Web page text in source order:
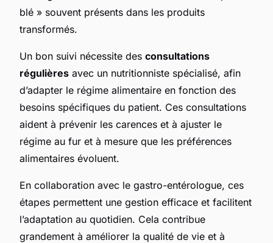
blé » souvent présents dans les produits
transformés.
Un bon suivi nécessite des consultations
régulières avec un nutritionniste spécialisé, afin
d’adapter le régime alimentaire en fonction des
besoins spécifiques du patient. Ces consultations
aident à prévenir les carences et à ajuster le
régime au fur et à mesure que les préférences
alimentaires évoluent.
En collaboration avec le gastro-entérologue, ces
étapes permettent une gestion efficace et facilitent
l’adaptation au quotidien. Cela contribue
grandement à améliorer la qualité de vie et à